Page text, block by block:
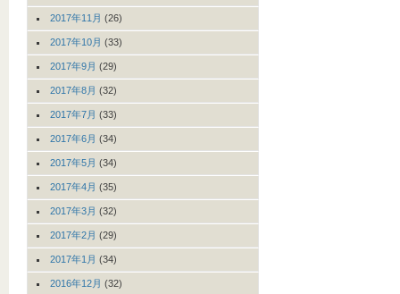
2017年11月 (26)
2017年10月 (33)
2017年9月 (29)
2017年8月 (32)
2017年7月 (33)
2017年6月 (34)
2017年5月 (34)
2017年4月 (35)
2017年3月 (32)
2017年2月 (29)
2017年1月 (34)
2016年12月 (32)